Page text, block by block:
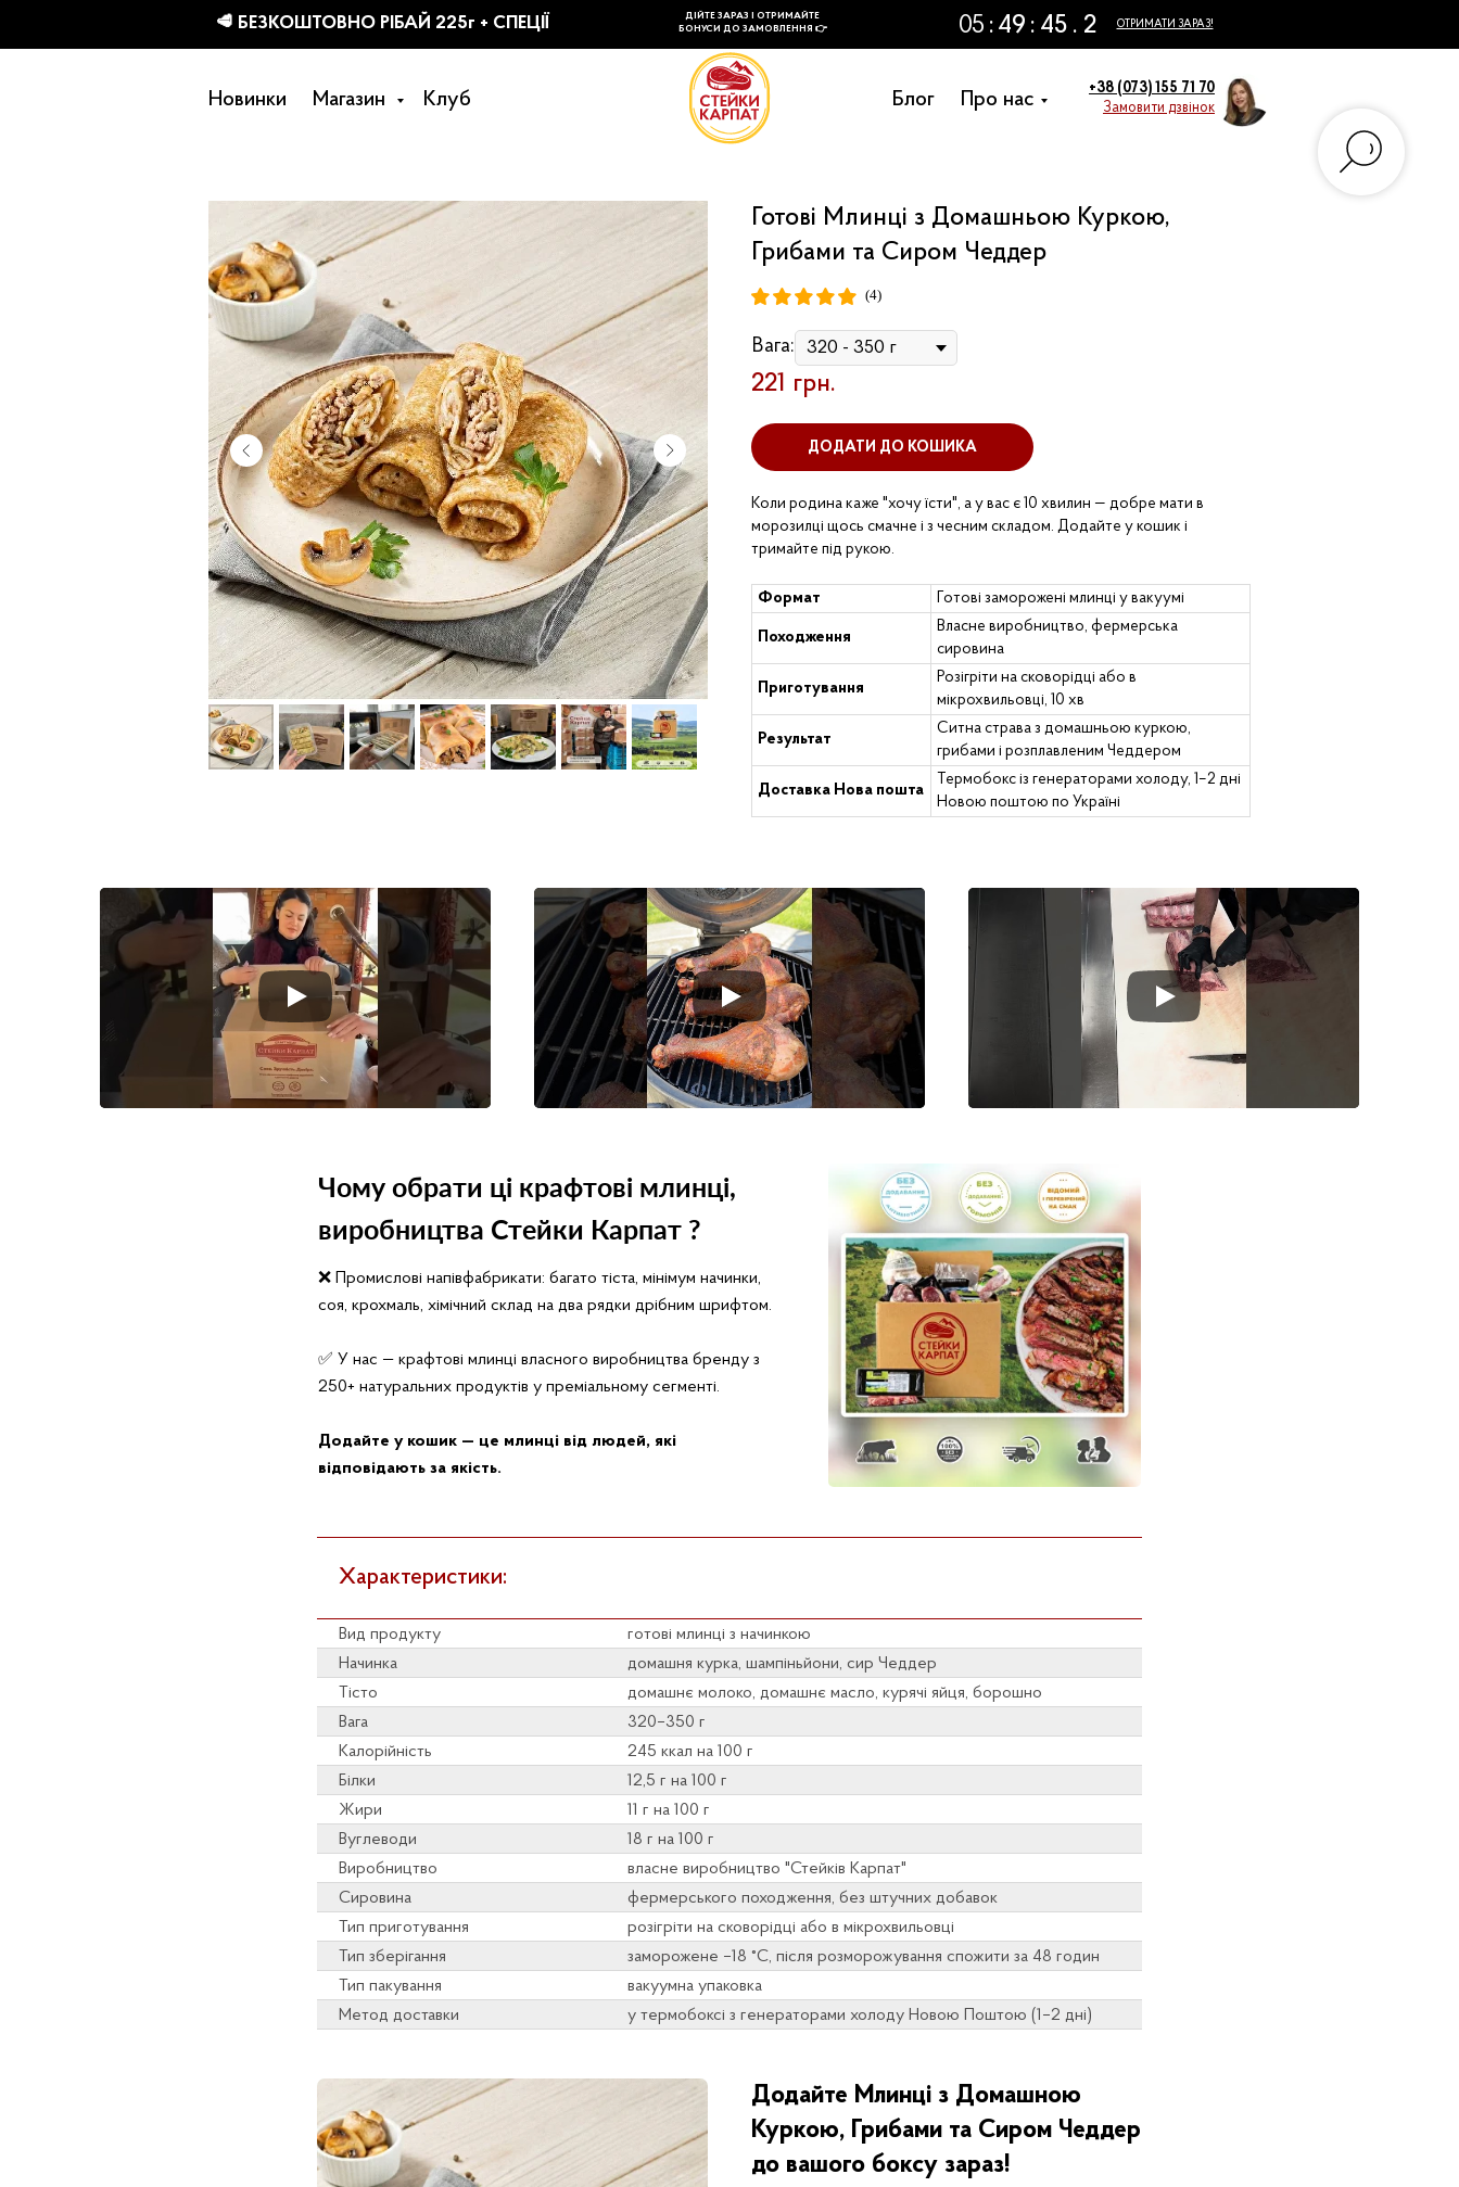
Новинки Магазин Клуб Блог Про нас
+38 (073) 155 71 70
Замовити дзвінок
Готові Млинці з Домашньою Куркою,
Грибами та Сиром Чеддер
(4)
Вага:
221 грн.
ДОДАТИ ДО КОШИКА
Коли родина каже "хочу їсти", а у вас є 10 хвилин — добре мати в
морозилці щось смачне і з чесним складом. Додайте у кошик і
тримайте під рукою.
Формат Готові заморожені млинці у вакуумі
Походження
Власне виробництво, фермерська
сировина
Приготування
Розігріти на сковорідці або в
мікрохвильовці, 10 хв
Результат
Ситна страва з домашньою куркою,
грибами і розплавленим Чеддером
Доставка Нова пошта
Термобокс із генераторами холоду, 1–2 дні
Новою поштою по Україні
Чому обрати ці крафтові млинці,
виробництва Стейки Карпат ?
❌ Промислові напівфабрикати: багато тіста, мінімум начинки,
соя, крохмаль, хімічний склад на два рядки дрібним шрифтом.
✅ У нас — крафтові млинці власного виробництва бренду з
250+ натуральних продуктів у преміальному сегменті.
Додайте у кошик — це млинці від людей, які
відповідають за якість.
Характеристики:
Вид продукту
готові млинці з начинкою
Начинка
домашня курка, шампіньйони, сир Чеддер
Тісто
домашнє молоко, домашнє масло, курячі яйця, борошно
Вага
320–350 г
Калорійність
245 ккал на 100 г
Білки
12,5 г на 100 г
Жири
11 г на 100 г
Вуглеводи
18 г на 100 г
Виробництво
власне виробництво "Стейків Карпат"
Сировина
фермерського походження, без штучних добавок
Тип приготування
розігріти на сковорідці або в мікрохвильовці
Тип зберігання
заморожене –18 °C, після розморожування спожити за 48 годин
Тип пакування
вакуумна упаковка
Метод доставки
у термобоксі з генераторами холоду Новою Поштою (1–2 дні)
Додайте Млинці з Домашною
Куркою, Грибами та Сиром Чеддер
до вашого боксу зараз!